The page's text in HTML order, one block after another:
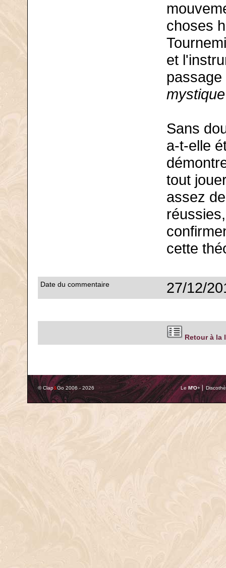
choses
et
mystique
Sans
a-t-elle
tout
assez
cette
Date du commentaire 27/12/
Retour à la
© Clap&Go 2006 - 2026 Le M'O+ ⎢